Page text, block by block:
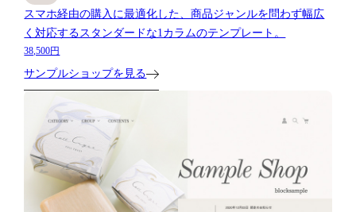
スマホ経由の購入に最適化した、商品ジャンルを問わず幅広
く対応するスタンダードな1カラムのテンプレート。
38,500円
サンプルショップを見る